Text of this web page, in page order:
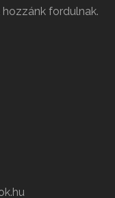
fordulnak.